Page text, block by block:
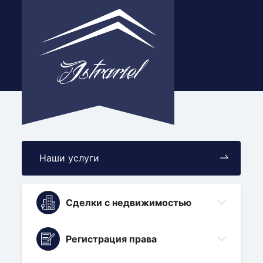
Наши услуги
Сделки с недвижимостью
Выкуп участка у государства
Регистрация права